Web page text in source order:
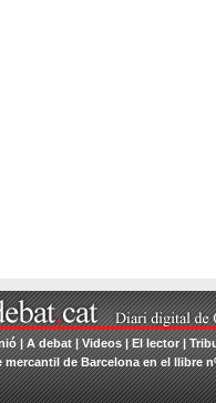
|A debat|Videos|El lector|
mercantil de Barcelona en el llibre